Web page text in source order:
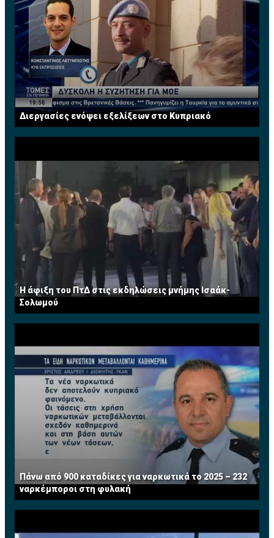
Διεργασίες ενόψει εξελίξεων στο Κυπριακό
Η άφιξη του ΠτΔ στις εκδηλώσεις μνήμης Ισαάκ-
Σολωμού
Πάνω από 900 καταδίκες για ναρκωτικά το 2025 – 232
ναρκέμποροι στη φυλακή